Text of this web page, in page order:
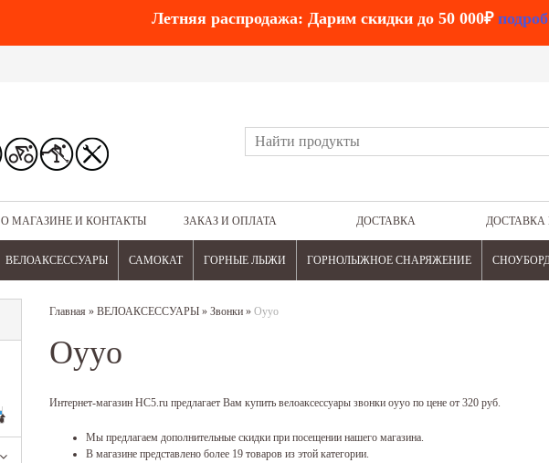
Летняя распродажа: Дарим скидки до 50 000₽
О МАГАЗИНЕ И КОНТАКТЫ ЗАКАЗ И ОПЛАТА ДОСТАВКА ДОСТАВКА
ВЕЛОАКСЕССУАРЫ САМОКАТ ГОРНЫЕ ЛЫЖИ ГОРНОЛЫЖНОЕ СНАРЯЖЕНИЕ
Главная » ВЕЛОАКСЕССУАРЫ » Звонки » Oyyo
Oyyo
Интернет-магазин HC5.ru предлагает Вам купить велоаксессуары звонки oyyo по цене от 320 руб.
Мы предлагаем дополнительные скидки при посещении нашего магазина.
В магазине представлено более 19 товаров из этой категории.